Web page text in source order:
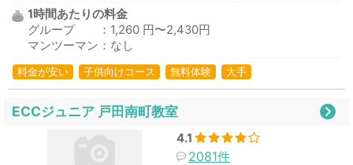
1時間あたりの料金
グループ ：1,260 円〜2,430円
マンツーマン：なし
料金が安い 子供向けコース 無料体験 大手
ECCジュニア 戸田南町教室
4.1
2081件